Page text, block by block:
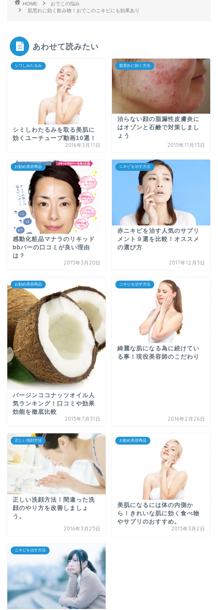
HOME
おでこの悩み
肌荒れに効く飲み物！おでこのニキビにも効果あり
あわせて読みたい
シワしみたるみ
シミしわたるみを取る美肌に
効くユーチューブ動画10選！
2016年3月11日
肌荒れに効く方法
治らない顔の脂漏性皮膚炎に
はオゾンと石鹸で対策しまし
ょう
2015年11月13日
お勧め美容商品
感動化粧品マナラのリキッド
bbバーの口コミが良い理由
は？
2015年3月20日
ニキビを治す方法
赤ニキビを治す人気のサプリ
メント９選を比較！オススメ
の選び方
2017年12月3日
お勧め美容商品
バージンココナッツオイル人
気ランキング！口コミや効果
効能を徹底比較
2015年7月31日
ニキビを治す方法
綺麗な肌になる為に続けてい
る事！現役美容師のこだわり
2016年2月26日
正しい洗顔方法
正しい洗顔方法！間違った洗
顔のやり方を改善しましょ
う。
2016年3月25日
お勧め美容商品
美肌になるには体の内側か
ら！きれいな肌に効く食べ物
やサプリのおすすめ。
2015年3月2日
ニキビを治す方法